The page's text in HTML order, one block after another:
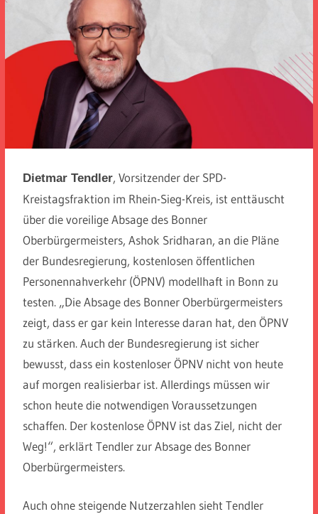
Dietmar Tendler, Vorsitzender der SPD-
Kreistagsfraktion im Rhein-Sieg-Kreis, ist enttäuscht
über die voreilige Absage des Bonner
Oberbürgermeisters, Ashok Sridharan, an die Pläne
der Bundesregierung, kostenlosen öffentlichen
Personennahverkehr (ÖPNV) modellhaft in Bonn zu
testen. „Die Absage des Bonner Oberbürgermeisters
zeigt, dass er gar kein Interesse daran hat, den ÖPNV
zu stärken. Auch der Bundesregierung ist sicher
bewusst, dass ein kostenloser ÖPNV nicht von heute
auf morgen realisierbar ist. Allerdings müssen wir
schon heute die notwendigen Voraussetzungen
schaffen. Der kostenlose ÖPNV ist das Ziel, nicht der
Weg!“, erklärt Tendler zur Absage des Bonner
Oberbürgermeisters.
Auch ohne steigende Nutzerzahlen sieht Tendler